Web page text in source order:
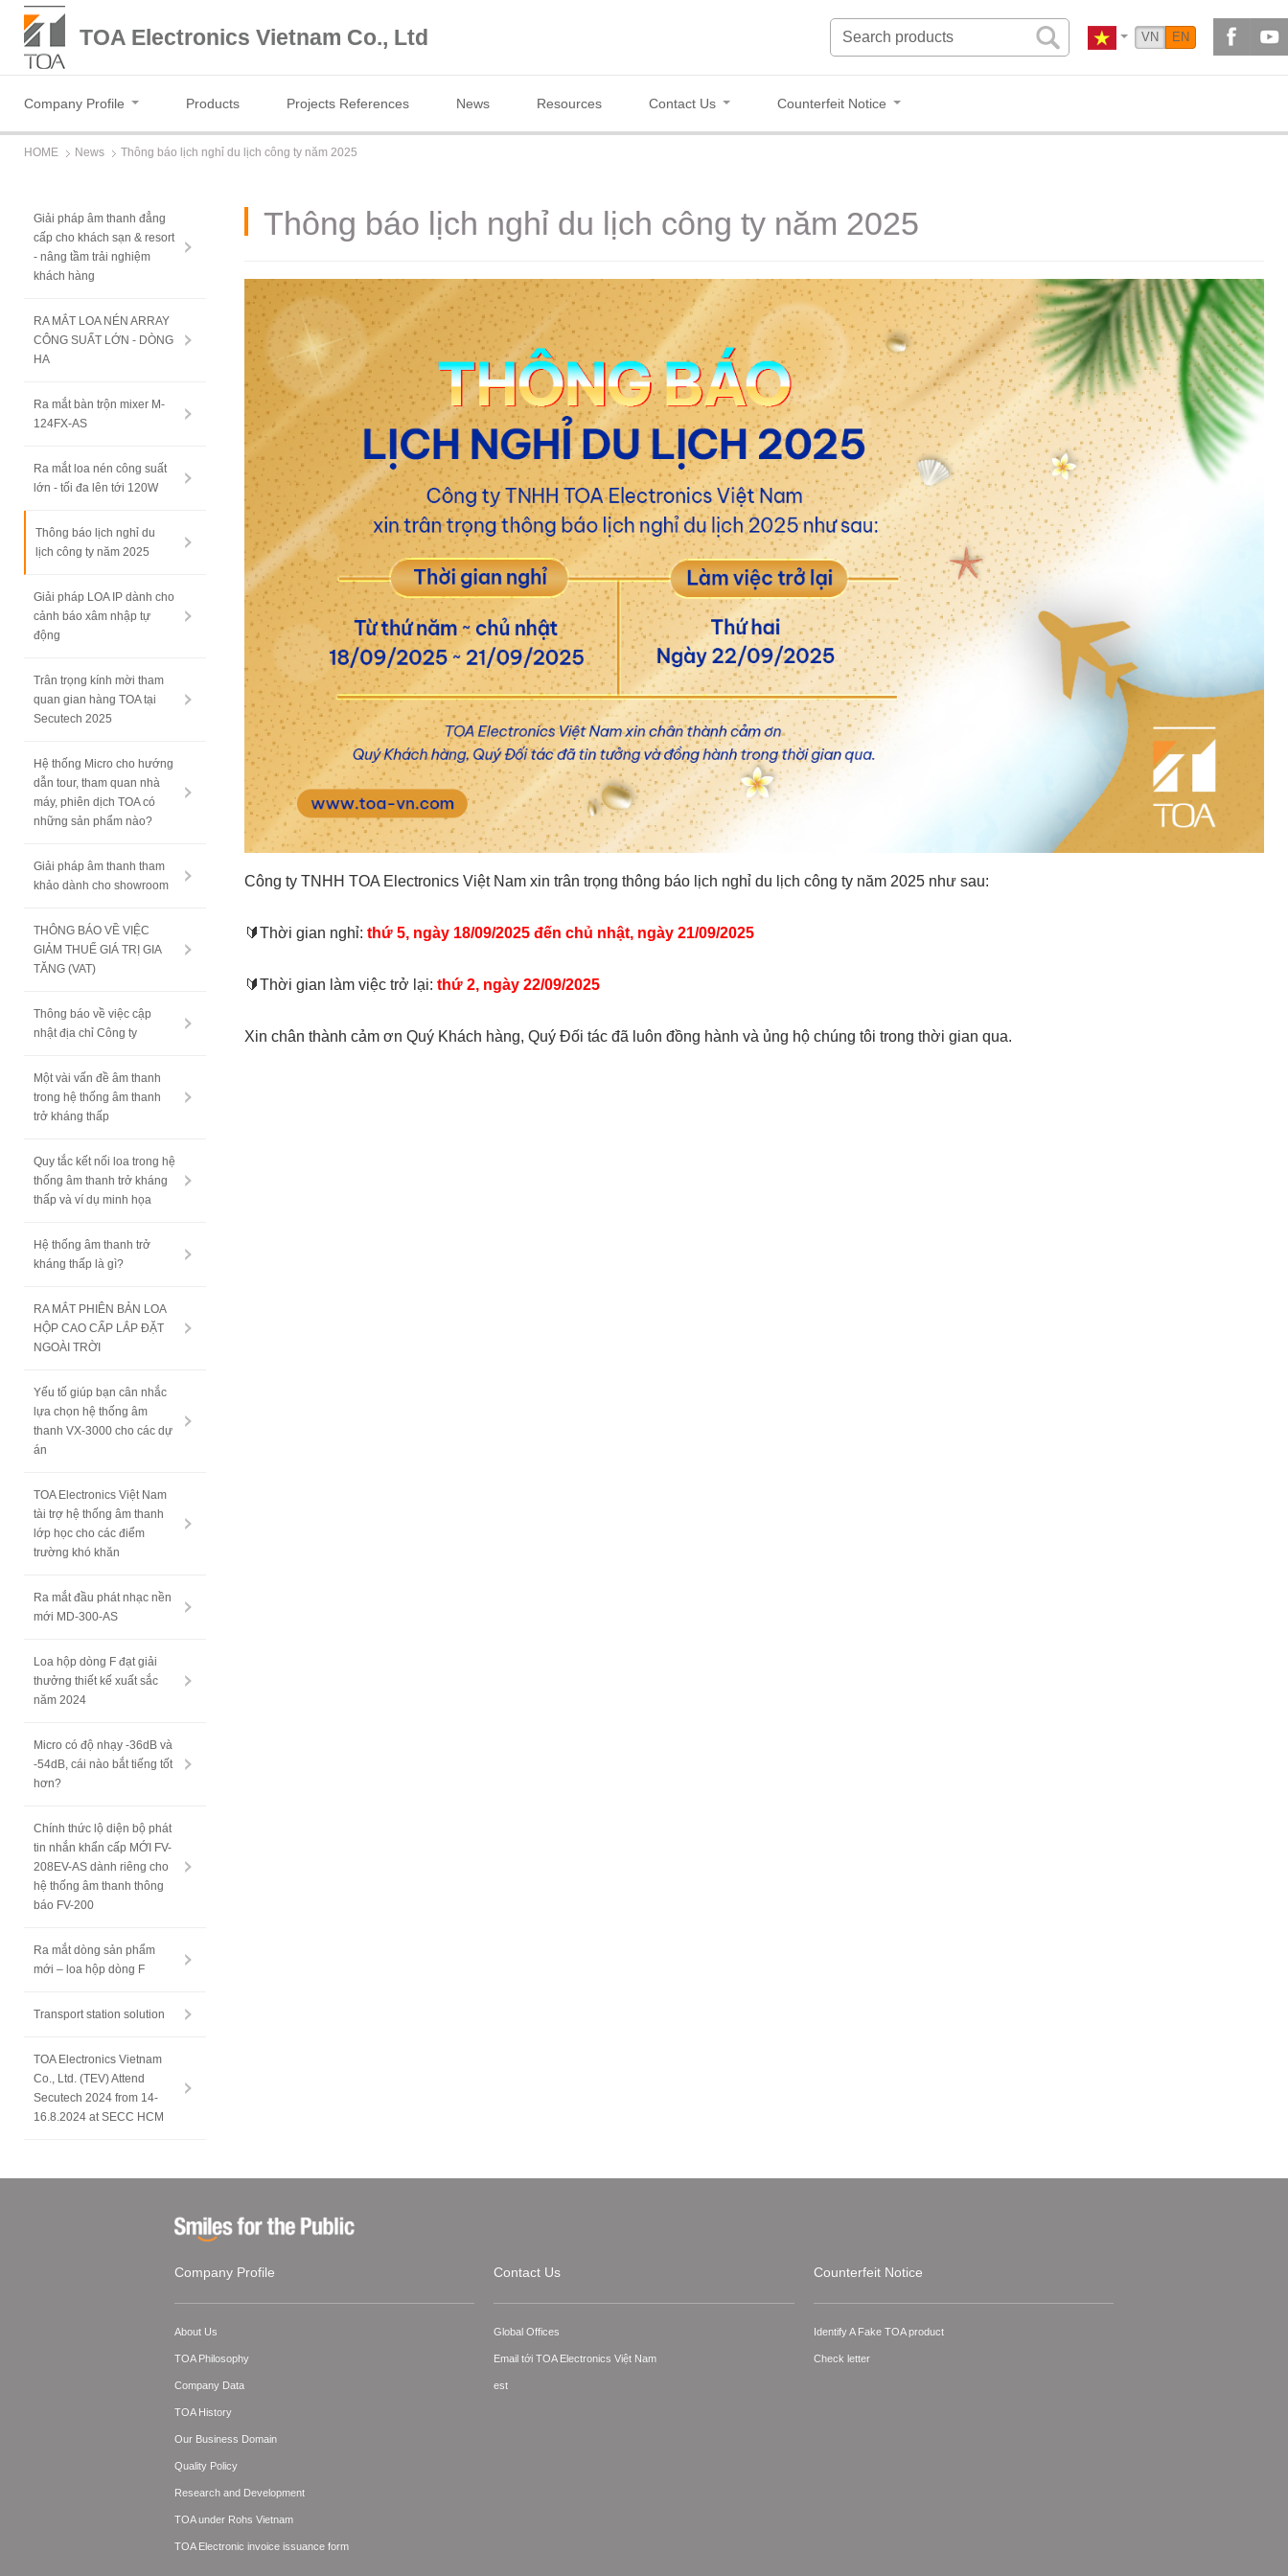
TOA Electronics Vietnam Co., Ltd VN EN
Company Profile Products Projects References News Resources Contact Us Counterfeit Notice
HOME News Thông báo lịch nghỉ du lịch công ty năm 2025
Thông báo lịch nghỉ du lịch công ty năm 2025
Công ty TNHH TOA Electronics Việt Nam xin trân trọng thông báo lịch nghỉ du lịch công ty năm 2025 như sau:
🔰Thời gian nghỉ: thứ 5, ngày 18/09/2025 đến chủ nhật, ngày 21/09/2025
🔰Thời gian làm việc trở lại: thứ 2, ngày 22/09/2025
Xin chân thành cảm ơn Quý Khách hàng, Quý Đối tác đã luôn đồng hành và ủng hộ chúng tôi trong thời gian qua.
Giải pháp âm thanh đẳng
cấp cho khách sạn & resort
- nâng tầm trải nghiệm
khách hàng
RA MẮT LOA NÉN ARRAY
CÔNG SUẤT LỚN - DÒNG
HA
Ra mắt bàn trộn mixer M-
124FX-AS
Ra mắt loa nén công suất
lớn - tối đa lên tới 120W
Thông báo lịch nghỉ du
lịch công ty năm 2025
Giải pháp LOA IP dành cho
cảnh báo xâm nhập tự
động
Trân trọng kính mời tham
quan gian hàng TOA tại
Secutech 2025
Hệ thống Micro cho hướng
dẫn tour, tham quan nhà
máy, phiên dịch TOA có
những sản phẩm nào?
Giải pháp âm thanh tham
khảo dành cho showroom
THÔNG BÁO VỀ VIỆC
GIẢM THUẾ GIÁ TRỊ GIA
TĂNG (VAT)
Thông báo về việc cập
nhật địa chỉ Công ty
Một vài vấn đề âm thanh
trong hệ thống âm thanh
trở kháng thấp
Quy tắc kết nối loa trong hệ
thống âm thanh trở kháng
thấp và ví dụ minh họa
Hệ thống âm thanh trở
kháng thấp là gì?
RA MẮT PHIÊN BẢN LOA
HỘP CAO CẤP LẮP ĐẶT
NGOÀI TRỜI
Yếu tố giúp bạn cân nhắc
lựa chọn hệ thống âm
thanh VX-3000 cho các dự
án
TOA Electronics Việt Nam
tài trợ hệ thống âm thanh
lớp học cho các điểm
trường khó khăn
Ra mắt đầu phát nhạc nền
mới MD-300-AS
Loa hộp dòng F đạt giải
thưởng thiết kế xuất sắc
năm 2024
Micro có độ nhạy -36dB và
-54dB, cái nào bắt tiếng tốt
hơn?
Chính thức lộ diện bộ phát
tin nhắn khẩn cấp MỚI FV-
208EV-AS dành riêng cho
hệ thống âm thanh thông
báo FV-200
Ra mắt dòng sản phẩm
mới – loa hộp dòng F
Transport station solution
TOA Electronics Vietnam
Co., Ltd. (TEV) Attend
Secutech 2024 from 14-
16.8.2024 at SECC HCM
Company Profile
About Us
TOA Philosophy
Company Data
TOA History
Our Business Domain
Quality Policy
Research and Development
TOA under Rohs Vietnam
TOA Electronic invoice issuance form
Contact Us
Global Offices
Email tới TOA Electronics Việt Nam
est
Counterfeit Notice
Identify A Fake TOA product
Check letter